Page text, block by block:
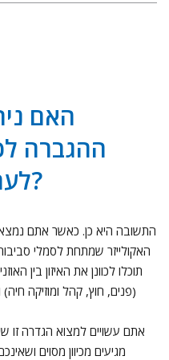
האם
ההגברה
לערוך פרופיל שמיעה?
התשובה היא כן. כאשר אתם
האקולייזר שמתחת לסמלי
תוכלו לכוונן את האיזון בין
(פנים, חוץ, קהל ומוזיקה
אתם עשויים למצוא הגדרה זו
מגיעים מכיוון מסוים